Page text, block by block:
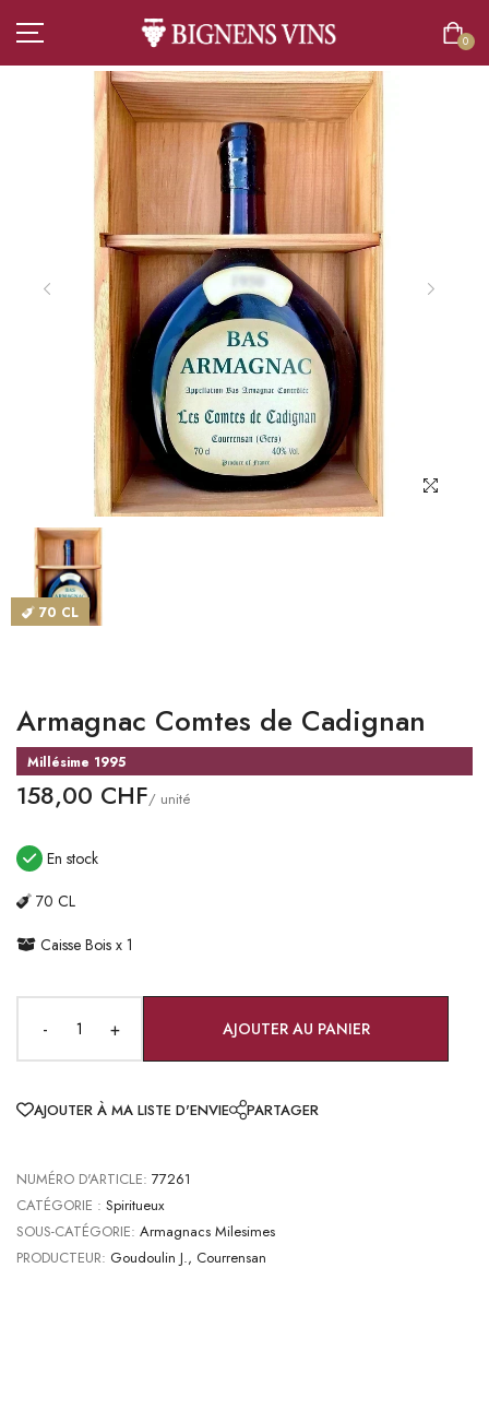
0
TOUT L’ASSORTIMENT
VINS
CHAMPAGNES
SPIRITUEUX
BOISSONS SANS ALCOOL
CATALOGUES
MAGASINS
CONTACT
Langue
Devise
70 CL
Armagnac Comtes de Cadignan
Millésime 1995
158,00 CHF/ unité
En stock
70 CL
Caisse Bois x 1
- + AJOUTER AU PANIER
AJOUTER À MA LISTE D'ENVIE PARTAGER
NUMÉRO D'ARTICLE: 77261
CATÉGORIE : Spiritueux
SOUS-CATÉGORIE: Armagnacs Milesimes
PRODUCTEUR: Goudoulin J., Courrensan